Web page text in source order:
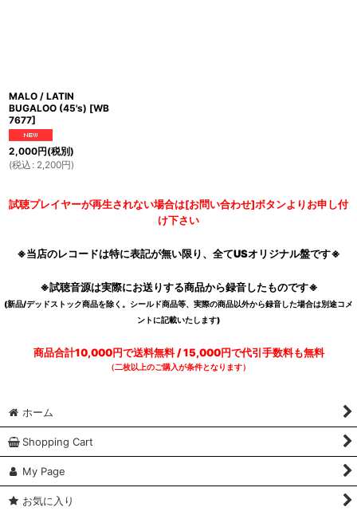
MALO / LATIN
BUGALOO (45's) [WB
7677]
2,000円(税別)
(税込 : 2,200円)
試聴プレイヤーが再生されない場合は[お問い合わせ]ボタンよりお申し付
け下さい
※当店のレコードは特に表記が無い限り、全てUSオリジナル盤です※
※試聴音源は実際にお送りする商品から録音したものです※
(新品/デッドストック商品を除く。シールド商品等、実際の商品以外から録音した場合は別途コメ
ントに記載いたします)
商品合計10,000円で送料無料 / 15,000円で代引手数料も無料
（二枚以上のご購入が条件となります）
ホーム
Shopping Cart
My Page
お気に入り